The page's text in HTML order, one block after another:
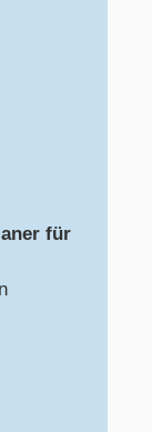
für